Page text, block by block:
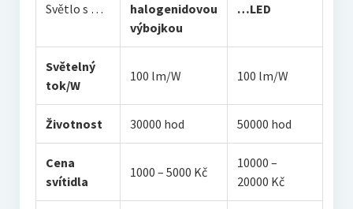
Světlo s …
halogenidovou
výbojkou
…LED
Světelný
tok/W
100 lm/W 100 lm/W
Životnost 30000 hod 50000 hod
Cena
svítidla
1000 – 5000 Kč
10000 –
20000 Kč